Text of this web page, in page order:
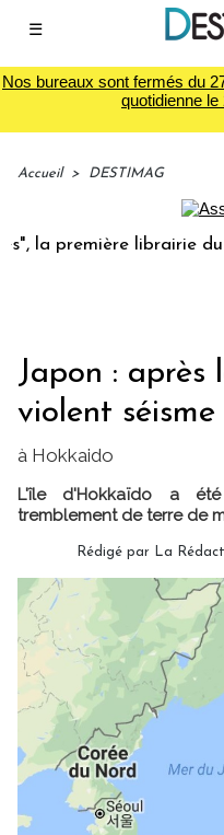
☰
Nos bureaux sont fermés du
quotidienne le
Accueil > DESTIMAG
la première librairie du
Japon : après
violent séisme
à Hokkaido
L'île d'Hokkaïdo a
tremblement de terre de
Rédigé par La